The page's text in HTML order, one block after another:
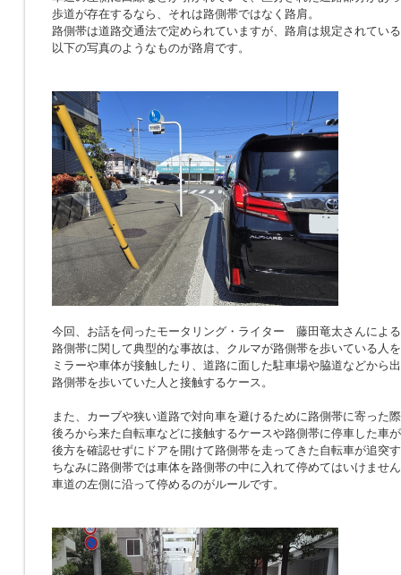
歩道が存在するなら、それは路側帯ではなく路肩。
路側帯は道路交通法で定められていますが、路肩は規定されてい
以下の写真のようなものが路肩です。
今回、お話を伺ったモータリング・ライター 藤田竜太さんによ
路側帯に関して典型的な事故は、クルマが路側帯を歩いている人
ミラーや車体が接触したり、道路に面した駐車場や脇道などから
路側帯を歩いていた人と接触するケース。
また、カーブや狭い道路で対向車を避けるために路側帯に寄った
後ろから来た自転車などに接触するケースや路側帯に停車した車
後方を確認せずにドアを開けて路側帯を走ってきた自転車が追突
ちなみに路側帯では車体を路側帯の中に入れて停めてはいけませ
車道の左側に沿って停めるのがルールです。